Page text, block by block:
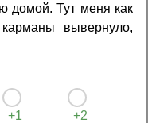
домой. Тут меня как
вывернуло,
+1 +2